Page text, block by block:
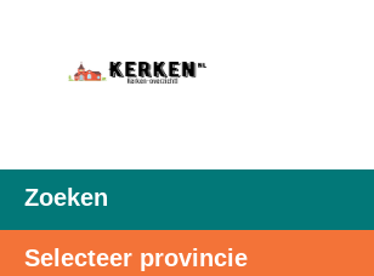
Zoeken
Selecteer provincie